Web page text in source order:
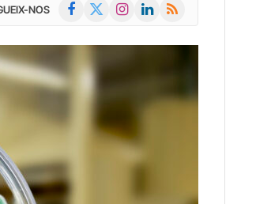
NOS Facebook InstagramLinkedIn
RSS